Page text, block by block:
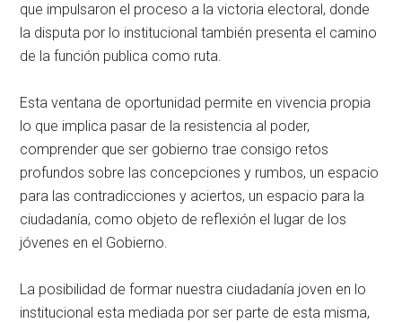
que impulsaron el proceso a la victoria electoral, donde
la disputa por lo institucional también presenta el camino
de la función publica como ruta.
Esta ventana de oportunidad permite en vivencia propia
lo que implica pasar de la resistencia al poder,
comprender que ser gobierno trae consigo retos
profundos sobre las concepciones y rumbos, un espacio
para las contradicciones y aciertos, un espacio para la
ciudadanía, como objeto de reflexión el lugar de los
jóvenes en el Gobierno.
La posibilidad de formar nuestra ciudadanía joven en lo
institucional esta mediada por ser parte de esta misma,